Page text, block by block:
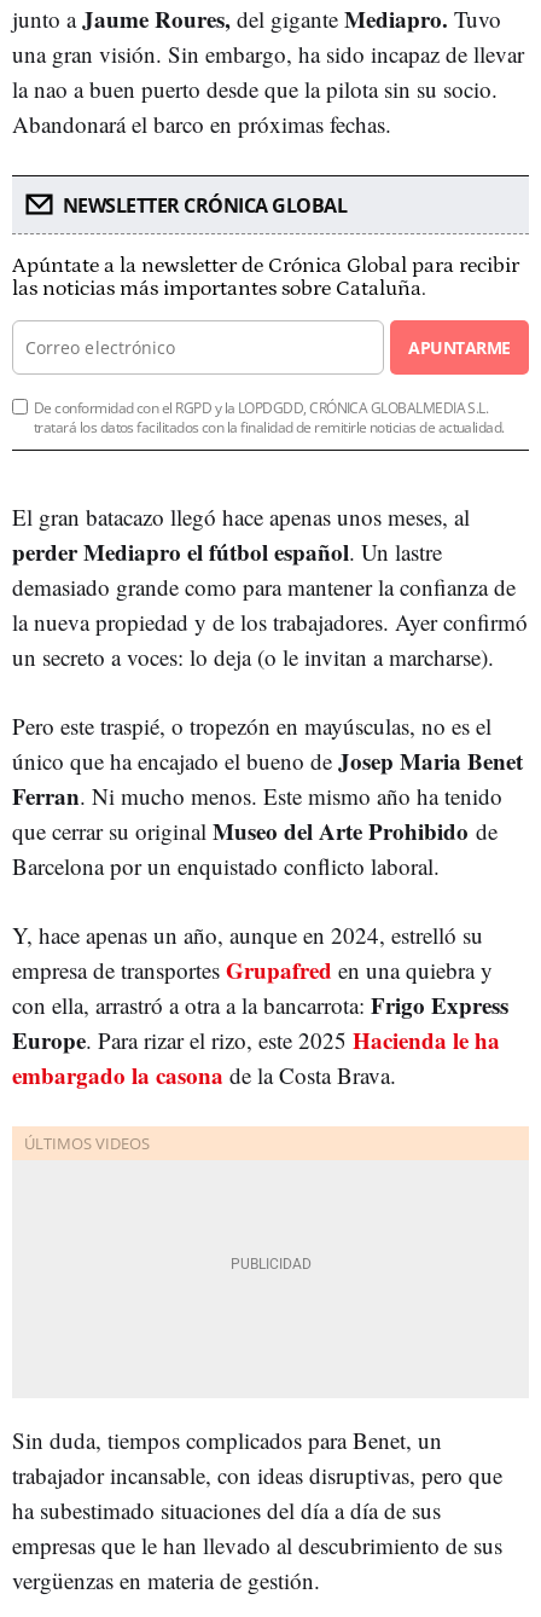
junto aJaume Roures, del gigante Mediapro. Tuvo
una gran visión. Sin embargo, ha sido incapaz de llevar
la nao a buen puerto desde que la pilota sin su socio.
Abandonará el barco en próximas fechas.
NEWSLETTER CRÓNICA GLOBAL
Apúntate a la newsletter de Crónica Global para recibir
las noticias más importantes sobre Cataluña.
APUNTARME
De conformidad con el RGPD y la LOPDGDD, CRÓNICA GLOBALMEDIA S.L.
tratará los datos facilitados con la finalidad de remitirle noticias de actualidad.
El gran batacazo llegó hace apenas unos meses, al
perder Mediapro el fútbol español. Un lastre
demasiado grande como para mantener la confianza de
la nueva propiedad y de los trabajadores. Ayer confirmó
un secreto a voces: lo deja (o le invitan a marcharse).
Pero este traspié, o tropezón en mayúsculas, no es el
único que ha encajado el bueno de Josep Maria Benet
Ferran. Ni mucho menos. Este mismo año ha tenido
que cerrar su original Museo del Arte Prohibido de
Barcelona por un enquistado conflicto laboral.
Y, hace apenas un año, aunque en 2024, estrelló su
empresa de transportes Grupafred en una quiebra y
con ella, arrastró a otra a la bancarrota: Frigo Express
Europe. Para rizar el rizo, este 2025 Hacienda le ha
embargado la casona de la Costa Brava.
Sin duda, tiempos complicados para Benet, un
trabajador incansable, con ideas disruptivas, pero que
ha subestimado situaciones del día a día de sus
empresas que le han llevado al descubrimiento de sus
vergüenzas en materia de gestión.